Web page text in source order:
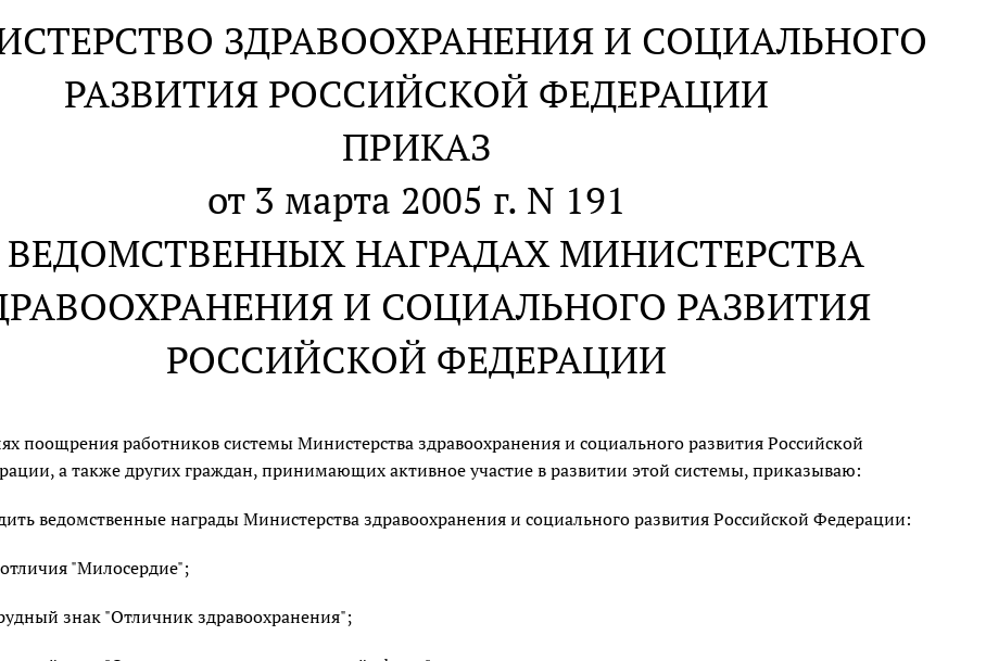
ЗДРАВООХРАНЕНИЯ И СОЦИАЛЬНОГО
РАЗВИТИЯ РОССИЙСКОЙ ФЕДЕРАЦИИ
ПРИКАЗ
от 3 марта 2005 г. N 191
НАГРАДАХ МИНИСТЕРСТВА
И СОЦИАЛЬНОГО РАЗВИТИЯ
РОССИЙСКОЙ ФЕДЕРАЦИИ
поощрения работников системы Министерства здравоохранения и социального развития Российской
а также других граждан, принимающих активное участие в развитии этой системы, приказываю:
ведомственные награды Министерства здравоохранения и социального развития Российской Федерации:
"Милосердие";
знак "Отличник здравоохранения";